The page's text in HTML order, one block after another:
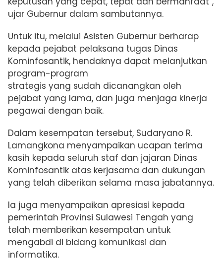
ujar Gubernur dalam sambutannya.
Untuk itu, melalui Asisten Gubernur berharap
kepada pejabat pelaksana tugas Dinas
Kominfosantik, hendaknya dapat melanjutkan
program-program
strategis yang sudah dicanangkan oleh
pejabat yang lama, dan juga menjaga kinerja
pegawai dengan baik.
Dalam kesempatan tersebut, Sudaryano R.
Lamangkona menyampaikan ucapan terima
kasih kepada seluruh staf dan jajaran Dinas
Kominfosantik atas kerjasama dan dukungan
yang telah diberikan selama masa jabatannya.
Ia juga menyampaikan apresiasi kepada
pemerintah Provinsi Sulawesi Tengah yang
telah memberikan kesempatan untuk
mengabdi di bidang komunikasi dan
informatika.